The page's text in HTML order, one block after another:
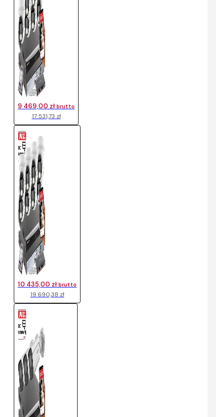
17 531,73 zł
9 469,00 zł brutto
19 690,38 zł
10 435,00 zł brutto